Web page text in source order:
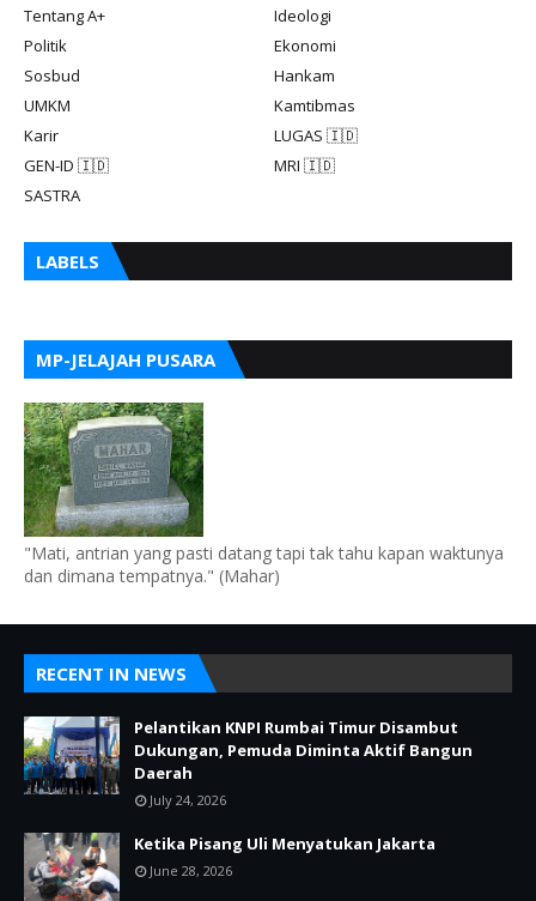
Tentang A+
Ideologi
Politik
Ekonomi
Sosbud
Hankam
UMKM
Kamtibmas
Karir
LUGAS 🇮🇩
GEN-ID 🇮🇩
MRI 🇮🇩
SASTRA
LABELS
MP-JELAJAH PUSARA
"Mati, antrian yang pasti datang tapi tak tahu kapan waktunya
dan dimana tempatnya." (Mahar)
RECENT IN NEWS
Pelantikan KNPI Rumbai Timur Disambut
Dukungan, Pemuda Diminta Aktif Bangun
Daerah
July 24, 2026
Ketika Pisang Uli Menyatukan Jakarta
June 28, 2026